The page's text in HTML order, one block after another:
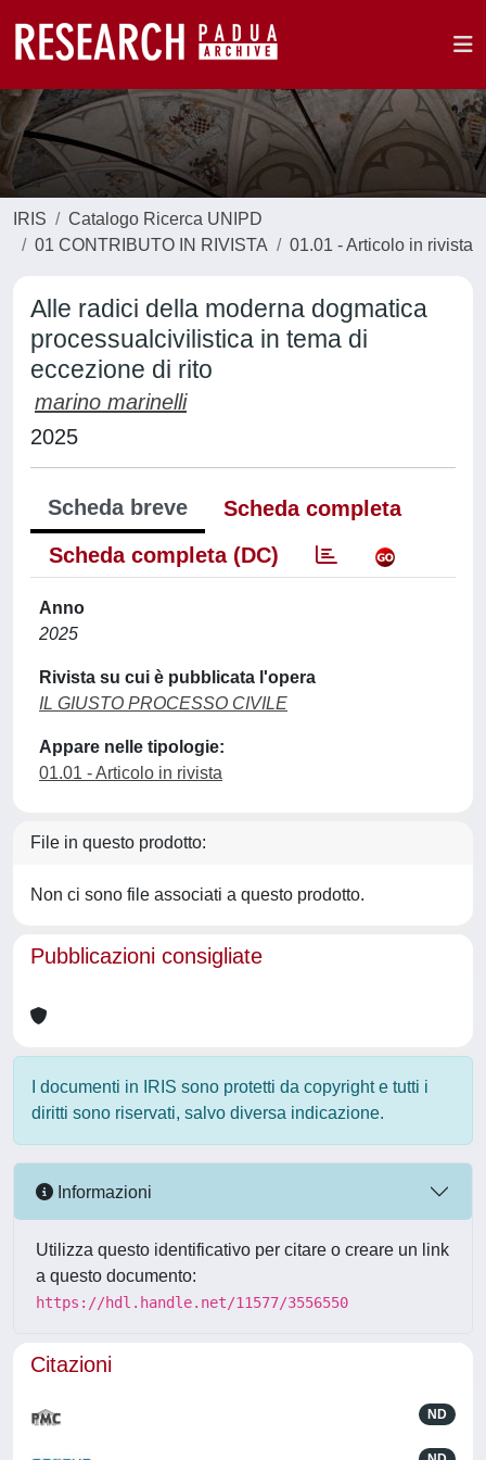
IRIS
Catalogo Ricerca UNIPD
01 CONTRIBUTO IN RIVISTA
01.01 - Articolo in rivista
Alle radici della moderna dogmatica
processualcivilistica in tema di
eccezione di rito
marino marinelli
2025
Scheda breve
Scheda completa
Scheda completa (DC)
Anno
2025
Rivista su cui è pubblicata l'opera
IL GIUSTO PROCESSO CIVILE
Appare nelle tipologie:
01.01 - Articolo in rivista
File in questo prodotto:
Non ci sono file associati a questo prodotto.
Pubblicazioni consigliate
I documenti in IRIS sono protetti da copyright e tutti i
diritti sono riservati, salvo diversa indicazione.
Informazioni
Utilizza questo identificativo per citare o creare un link
a questo documento:
https://hdl.handle.net/11577/3556550
Citazioni
ND